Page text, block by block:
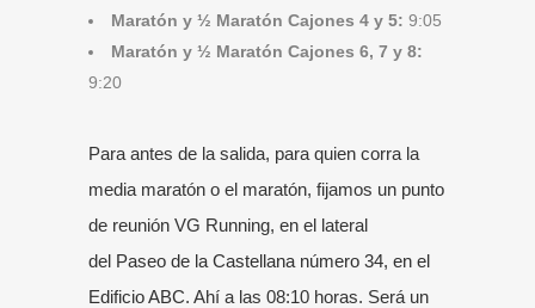
Maratón y ½ Maratón Cajones 4 y 5: 9:05
Maratón y ½ Maratón Cajones 6, 7 y 8:
9:20
Para antes de la salida, para quien corra la
media maratón o el maratón, fijamos un punto
de reunión VG Running, en el lateral
del Paseo de la Castellana número 34, en el
Edificio ABC. Ahí a las 08:10 horas. Será un